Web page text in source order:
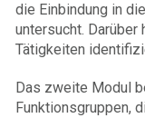
die Einbindung in
untersucht.
Tätigkeiten
Das zweite Modul
Funktionsgruppen,